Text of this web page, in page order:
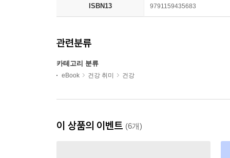
ISBN13 9791159435683
관련분류
카테고리 분류
eBook 건강 취미 건강
이 상품의 이벤트 (6개)